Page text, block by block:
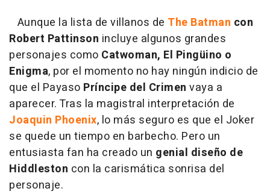
Aunque la lista de villanos de The Batman con
Robert Pattinson incluye algunos grandes
personajes como Catwoman, El Pingüino o
Enigma, por el momento no hay ningún indicio de
que el Payaso Príncipe del Crimen vaya a
aparecer. Tras la magistral interpretación de
Joaquin Phoenix, lo más seguro es que el Joker
se quede un tiempo en barbecho. Pero un
entusiasta fan ha creado un genial diseño de
Hiddleston con la carismática sonrisa del
personaje.